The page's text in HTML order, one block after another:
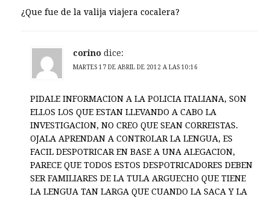
¿Que fue de la valija viajera cocalera?
corino dice:
MARTES 17 DE ABRIL DE 2012 A LAS 10:16
PIDALE INFORMACION A LA POLICIA ITALIANA, SON
ELLOS LOS QUE ESTAN LLEVANDO A CABO LA
INVESTIGACION, NO CREO QUE SEAN CORREISTAS.
OJALA APRENDAN A CONTROLAR LA LENGUA, ES
FACIL DESPOTRICAR EN BASE A UNA ALEGACION,
PARECE QUE TODOS ESTOS DESPOTRICADORES DEBEN
SER FAMILIARES DE LA TULA ARGUECHO QUE TIENE
LA LENGUA TAN LARGA QUE CUANDO LA SACA Y LA